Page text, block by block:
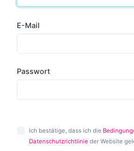
E-Mail
Passwort
Ich bestätige, dass ich die
Datenschutzrichtlinie der Website